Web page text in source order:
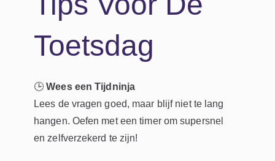
Toetsdag
🕒Wees een Tijdninja
Lees de vragen goed, maar blijf niet te lang
hangen. Oefen met een timer om supersnel
en zelfverzekerd te zijn!